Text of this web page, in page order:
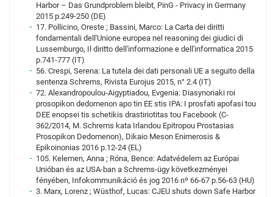
Harbor – Das Grundproblem bleibt, PinG - Privacy in Germany
2015 p.249-250 (DE)
17. Pollicino, Oreste ; Bassini, Marco: La Carta dei diritti
fondamentali dell'Unione europea nel reasoning dei giudici di
Lussemburgo, Il diritto dell'informazione e dell'informatica 2015
p.741-777 (IT)
56. Crespi, Serena: La tutela dei dati personali UE a seguito della
sentenza Schrems, Rivista Eurojus 2015, n° 2.4 (IT)
72. Alexandropoulou-Aigyptiadou, Evgenia: Diasynoriaki roi
prosopikon dedomenon apo tin EE stis IPA: I prosfati apofasi tou
DEE enopsei tis schetikis drastiriotitas tou Facebook (C-
362/2014, M. Schrems kata Irlandou Epitropou Prostasias
Prosopikon Dedomenon), Dikaio Meson Enimerosis &
Epikoinonias 2016 p.12-24 (EL)
105. Kelemen, Anna ; Róna, Bence: Adatvédelem az Európai
Unióban és az USA-ban a Schrems-ügy következményei
fényében, Infokommunikáció és jog 2016 nº 66-67 p.56-63 (HU)
3. Marx, Lorenz ; Wüsthof, Lucas: CJEU shuts down Safe Harbor